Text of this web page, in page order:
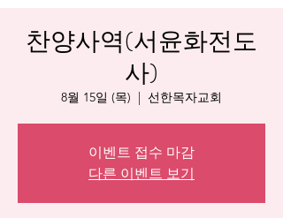
찬양사역(서윤화전도
사)
8월 15일 (목)
  |
선한목자교회
이벤트 접수 마감
다른 이벤트 보기